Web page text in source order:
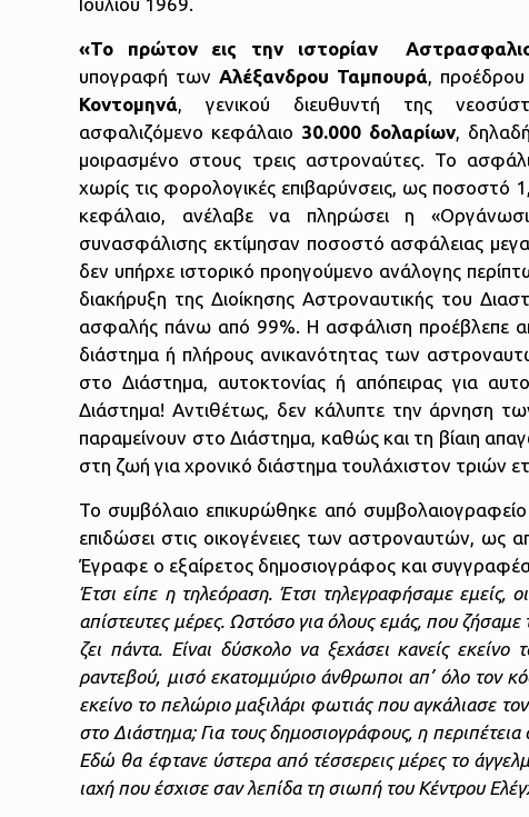
«Το πρώτον εις την ιστορίαν
υπογραφή τωνΑλέξανδρου Ταμπουρά,
Κοντομηνά, γενικού διευθυντή της
ασφαλιζόμενο κεφάλαιο 30.000 δολαρίων, δηλαδή
μοιρασμένο στους τρεις αστροναύτες. Το
χωρίς τις φορολογικές επιβαρύνσεις, ως
κεφάλαιο, ανέλαβε να πληρώσει η
συνασφάλισης εκτίμησαν ποσοστό ασφάλειας
δεν υπήρχε ιστορικό προηγούμενο ανάλογης
διακήρυξη της Διοίκησης Αστροναυτικής του
ασφαλής πάνω από 99%. H ασφάλιση προέβλεπε
διάστημα ή πλήρους ανικανότητας των
στο Διάστημα, αυτοκτονίας ή απόπειρας για
Διάστημα! Αντιθέτως, δεν κάλυπτε την άρνηση
παραμείνουν στο Διάστημα, καθώς και τη βίαιη
στη ζωή για χρονικό διάστημα τουλάχιστον τριών
Το συμβόλαιο επικυρώθηκε από
επιδώσει στις οικογένειες των αστροναυτών,
Έγραφε ο εξαίρετος δημοσιογράφος και
Έτσι είπε η τηλεόραση. Έτσι τηλεγραφήσαμε εμείς,
απίστευτες μέρες. Ωστόσο για όλους εμάς, που ζήσαμε
ζει πάντα. Είναι δύσκολο να ξεχάσει κανείς
ραντεβού, μισό εκατομμύριο άνθρωποι απ’ όλο τον
εκείνο το πελώριο μαξιλάρι φωτιάς που αγκάλιασε
στο Διάστημα; Για τους δημοσιογράφους, η
Εδώ θα έφτανε ύστερα από τέσσερεις μέρες το
ιαχή που έσχισε σαν λεπίδα τη σιωπή του Κέντρου